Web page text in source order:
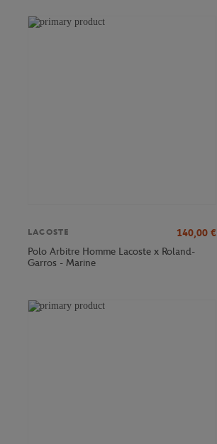
LACOSTE 140,00 €
Polo Arbitre Homme Lacoste x Roland-
Garros - Marine